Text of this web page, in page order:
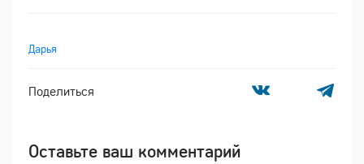
Дарья
Поделиться
Оставьте ваш комментарий